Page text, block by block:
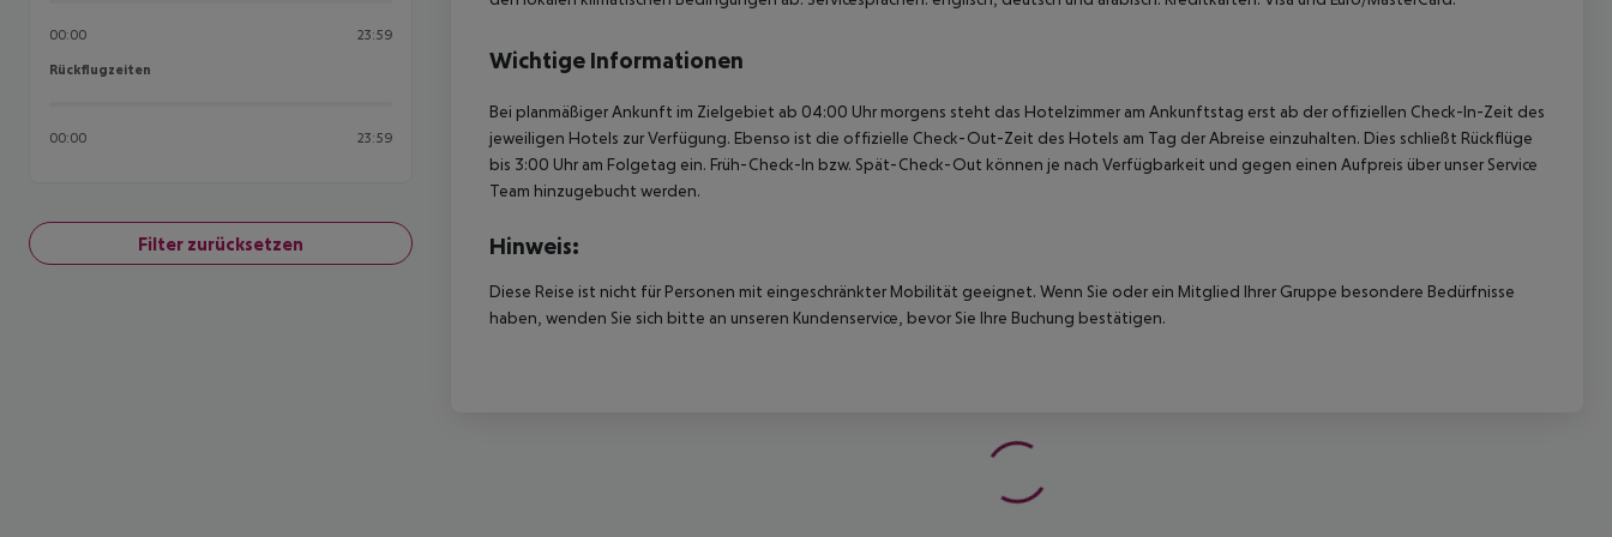
00:00 23:59
Rückflugzeiten
Rückflugzeiten
00:00 23:59
Filter zurücksetzen
Wichtige Informationen
Bei planmäßiger Ankunft im Zielgebiet ab 04:00 Uhr morgens steht das Hotelzimmer am Ankunftstag erst ab der offiziellen Check-In-Zeit des
jeweiligen Hotels zur Verfügung. Ebenso ist die offizielle Check-Out-Zeit des Hotels am Tag der Abreise einzuhalten. Dies schließt Rückflüge
bis 3:00 Uhr am Folgetag ein. Früh-Check-In bzw. Spät-Check-Out können je nach Verfügbarkeit und gegen einen Aufpreis über unser Service
Team hinzugebucht werden.
Hinweis:
Diese Reise ist nicht für Personen mit eingeschränkter Mobilität geeignet. Wenn Sie oder ein Mitglied Ihrer Gruppe besondere Bedürfnisse
haben, wenden Sie sich bitte an unseren Kundenservice, bevor Sie Ihre Buchung bestätigen.